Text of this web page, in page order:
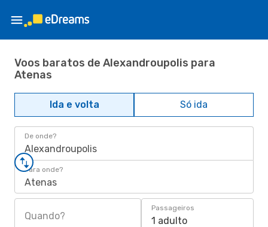
Voos baratos de Alexandroupolis para
Atenas
Ida e volta Só ida
De onde?
Alexandroupolis
Para onde?
Atenas
Quando?
Passageiros
1 adulto